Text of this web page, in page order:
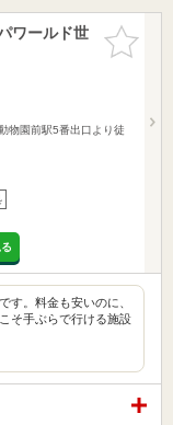
お気に入
りに追加
ワールド世
物園前駅5番出口より徒
す。料金も安いのに、
そ手ぶらで行ける施設